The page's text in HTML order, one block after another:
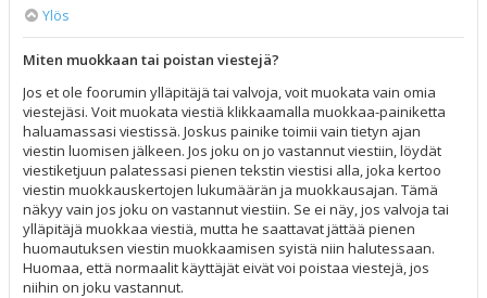
Ylös
Miten muokkaan tai poistan viestejä?
Jos et ole foorumin ylläpitäjä tai valvoja, voit muokata vain omia
viestejäsi. Voit muokata viestiä klikkaamalla muokkaa-painiketta
haluamassasi viestissä. Joskus painike toimii vain tietyn ajan
viestin luomisen jälkeen. Jos joku on jo vastannut viestiin, löydät
viestiketjuun palatessasi pienen tekstin viestisi alla, joka kertoo
viestin muokkauskertojen lukumäärän ja muokkausajan. Tämä
näkyy vain jos joku on vastannut viestiin. Se ei näy, jos valvoja tai
ylläpitäjä muokkaa viestiä, mutta he saattavat jättää pienen
huomautuksen viestin muokkaamisen syistä niin halutessaan.
Huomaa, että normaalit käyttäjät eivät voi poistaa viestejä, jos
niihin on joku vastannut.